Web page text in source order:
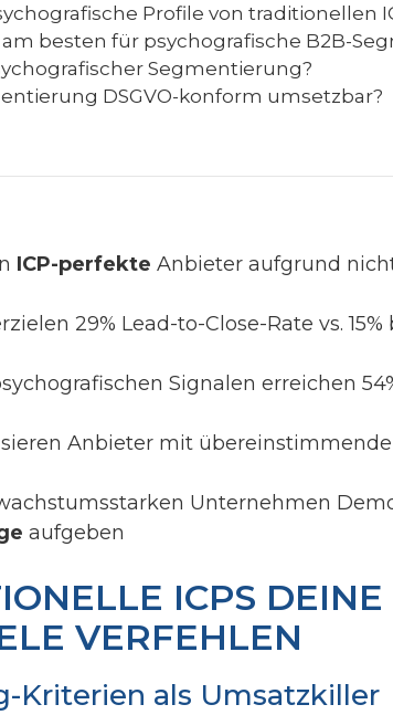
Profile von traditionellen
besten für psychografische B2B-
Segmentierung?
DSGVO-konform umsetzbar?
ICP-perfekte Anbieter aufgrund
29% Lead-to-Close-Rate vs.
Signalen erreichen
Anbieter mit
Unternehmen
aufgeben
ICPS DEINE
VERFEHLEN
Kriterien als Umsatzkiller